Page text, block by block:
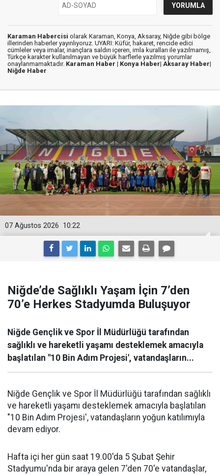
Karaman Habercisi olarak Karaman, Konya, Aksaray, Niğde gibi bölge
illerinden haberler yayınlıyoruz. UYARI: Küfür, hakaret, rencide edici
cümleler veya imalar, inançlara saldırı içeren, imla kuralları ile yazılmamış,
Türkçe karakter kullanılmayan ve büyük harflerle yazılmış yorumlar
onaylanmamaktadır. Karaman Haber | Konya Haber| Aksaray Haber|
Niğde Haber
10:22
07 Ağustos 2026
Niğde’de Sağlıklı Yaşam İçin 7’den
70’e Herkes Stadyumda Buluşuyor
Niğde Gençlik ve Spor İl Müdürlüğü tarafından
sağlıklı ve hareketli yaşamı desteklemek amacıyla
başlatılan "10 Bin Adım Projesi', vatandaşların...
Niğde Gençlik ve Spor İl Müdürlüğü tarafından sağlıklı
ve hareketli yaşamı desteklemek amacıyla başlatılan
"10 Bin Adım Projesi', vatandaşların yoğun katılımıyla
devam ediyor.
Hafta içi her gün saat 19.00'da 5 Şubat Şehir
Stadyumu'nda bir araya gelen 7'den 70'e vatandaşlar,